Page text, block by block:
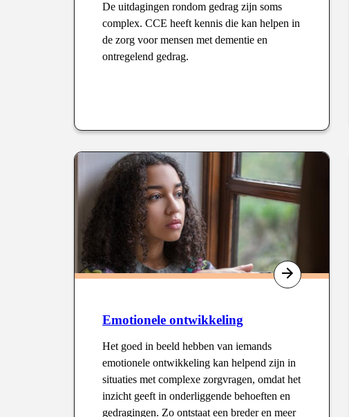
De uitdagingen rondom gedrag zijn soms
complex. CCE heeft kennis die kan helpen in
de zorg voor mensen met dementie en
ontregelend gedrag.
Emotionele ontwikkeling
Het goed in beeld hebben van iemands
emotionele ontwikkeling kan helpend zijn in
situaties met complexe zorgvragen, omdat het
inzicht geeft in onderliggende behoeften en
gedragingen. Zo ontstaat een breder en meer
Type
: